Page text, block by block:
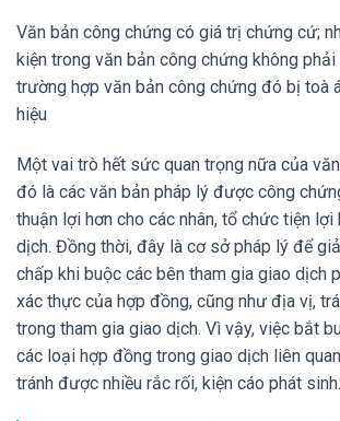
Văn bản công chứng có giá trị chứng cứ;
kiện trong văn bản công chứng không
trường hợp văn bản công chứng đó bị toà
hiệu
Một vai trò hết sức quan trọng nữa của
đó là các văn bản pháp lý được công
thuận lợi hơn cho các nhân, tổ chức tiện lợi
dịch. Đồng thời, đây là cơ sở pháp lý để
chấp khi buộc các bên tham gia giao dịch
xác thực của hợp đồng, cũng như địa vị,
trong tham gia giao dịch. Vì vậy, việc bắt
các loại hợp đồng trong giao dịch liên
tránh được nhiều rắc rối, kiện cáo phát sinh.